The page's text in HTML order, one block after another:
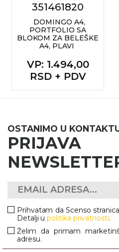
351461820
DOMINGO A4,
PORTFOLIO SA
BLOKOM ZA BELEŠKE
A4, PLAVI
VP: 1.494,00
RSD + PDV
OSTANIMO U
Prihvatam da Scenso
Detalji upolitika privatnosti.
Želim da primam
adresu.